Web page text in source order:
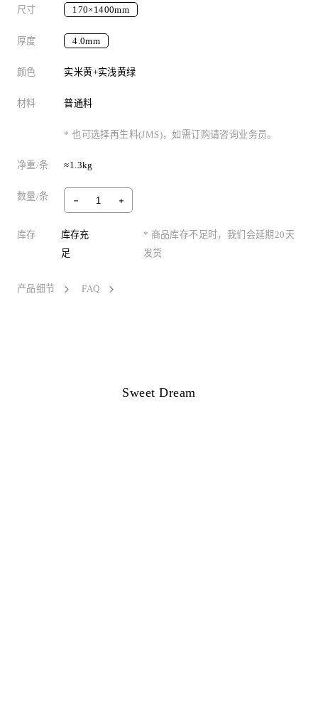
尺寸 170×1400mm
厚度 4.0mm
颜色 实米黄+实浅黄绿
材料 普通料
* 也可选择再生料(JMS)，如需订购请咨询业务员。
净重/条 ≈1.3kg
数量/条
库存
库存充
足
* 商品库存不足时，我们会延期20天
发货
产品细节 FAQ
Sweet Dream